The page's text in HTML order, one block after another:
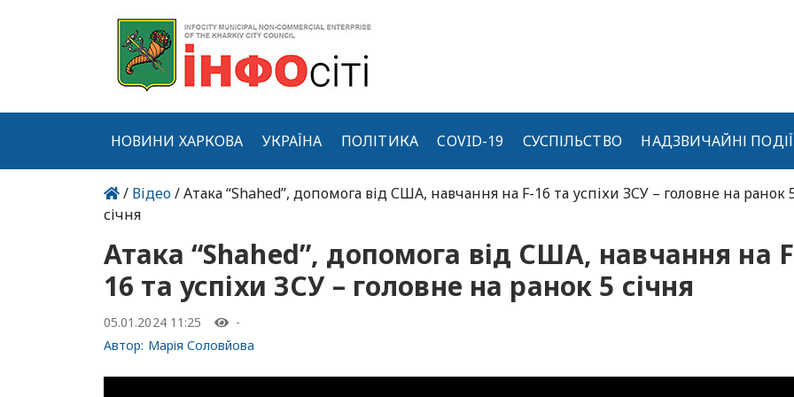
НОВИНИ ХАРКОВА УКРАЇНА ПОЛІТИКА COVID-19 СУСПІЛЬСТВО НАДЗВИЧАЙНІ ПОДІЇ
/ Відео/ Атака “Shahed”, допомога від США, навчання на F-16 та успіхи ЗСУ – головне на ранок
січня
Атака “Shahed”, допомога від США, навчання на
16 та успіхи ЗСУ – головне на ранок 5 січня
05.01.2024 11:25
-
Автор: Марія Соловйова